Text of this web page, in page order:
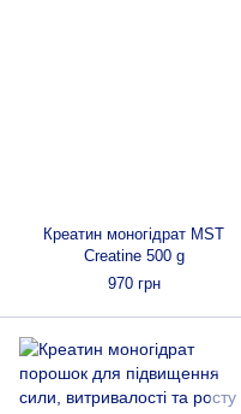
Креатин моногідрат MST
Creatine 500 g
970 грн